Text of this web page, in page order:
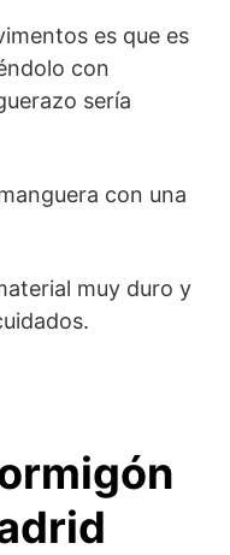
es que es
con
sería
con una
muy duro y